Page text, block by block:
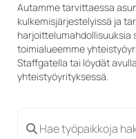
Autamme tarvittaessa
kulkemisjärjestelyissä ja
harjoittelumahdollisuuksia
toimialueemme
Staffgatella tai löydät
yhteistyöyrityksessä.